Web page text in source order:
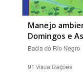
Manejo
Domingos e
Bacia do Rio Negro
91 visualizações